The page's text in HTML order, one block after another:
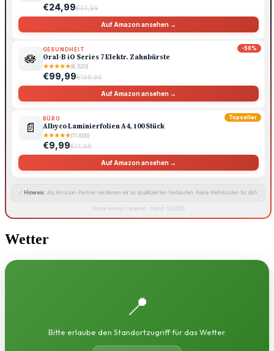
€24,99€34,99
Auf Amazon ansehen →
-50%
🪷
GESUNDHEIT
Oral-B iO Series 7 Elektr. Zahnbürste
★★★★★(6.520)
€99,99€199,99
Auf Amazon ansehen →
Topseller
📄
BÜRO
Albyco Laminierfolien A4, 100 Stück
★★★★★(11.800)
€9,99€14,99
Auf Amazon ansehen →
🔗 Hinweis: Als Amazon-Partner verdienen wir an qualifizierten Verkäufen. Keine Mehrkosten für dich.
Preise können variieren · Stand: 6.8.2026
Wetter
📍
Bitte erlaube den Standortzugriff für das Wetter.